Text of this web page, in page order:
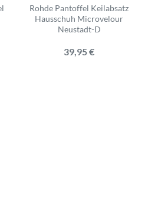
Rohde Pantoffel Keilabsatz
Hausschuh Microvelour
Neustadt-D
39,95 €